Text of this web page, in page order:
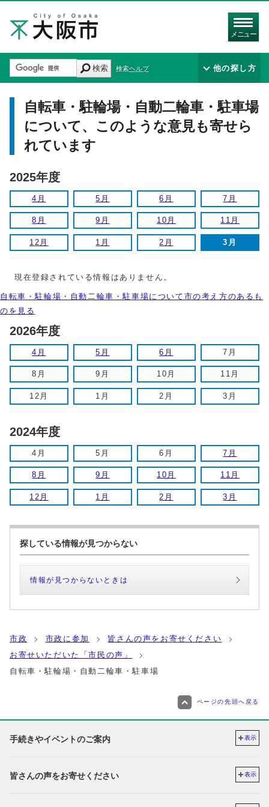
メニュー
検索 検索ヘルプ 他の探し方
自転車・駐輪場・自動二輪車・駐車場
について、このような意見も寄せら
れています
2025年度
4月 5月 6月 7月
8月 9月 10月 11月
12月 1月 2月 3月
現在登録されている情報はありません。
自転車・駐輪場・自動二輪車・駐車場について市の考え方のあるも
のを見る
2026年度
4月 5月 6月 7月
8月 9月 10月 11月
12月 1月 2月 3月
2024年度
4月 5月 6月 7月
8月 9月 10月 11月
12月 1月 2月 3月
探している情報が見つからない
情報が見つからないときは
市政 市政に参加
皆さんの声をお寄せください
お寄せいただいた「市民の声」
自転車・駐輪場・自動二輪車・駐車場
ページの先頭へ戻る
手続きやイベントのご案内 表示
皆さんの声をお寄せください 表示